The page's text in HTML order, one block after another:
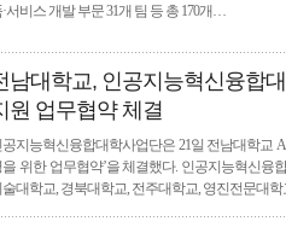
·서비스 개발 부문 31개 팀 등 총 170개…
남대학교, 인공지능혁신융합
원 업무협약 체결
공지능혁신융합대학사업단은 21일 전남대학교
을 위한 업무협약’을 체결했다. 인공지능혁신
술대학교, 경북대학교, 전주대학교, 영진전문대